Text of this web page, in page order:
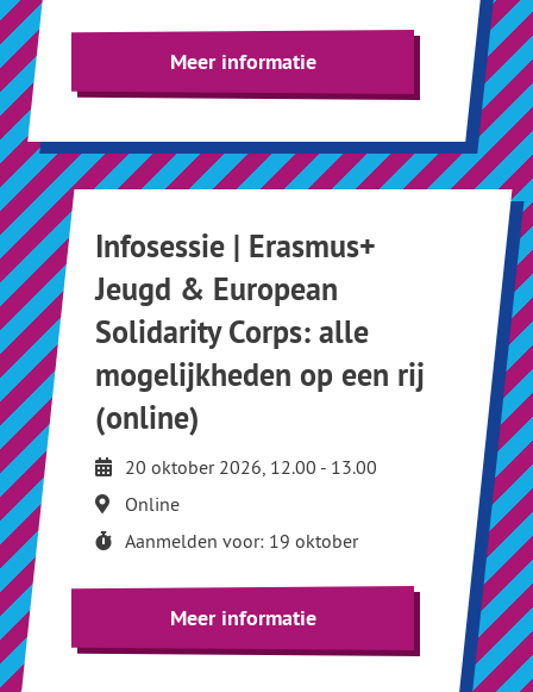
Meer informatie
Infosessie | Erasmus+
Jeugd & European
Solidarity Corps: alle
mogelijkheden op een rij
(online)
20 oktober 2026, 12.00 - 13.00
Online
Aanmelden voor: 19 oktober
Meer informatie